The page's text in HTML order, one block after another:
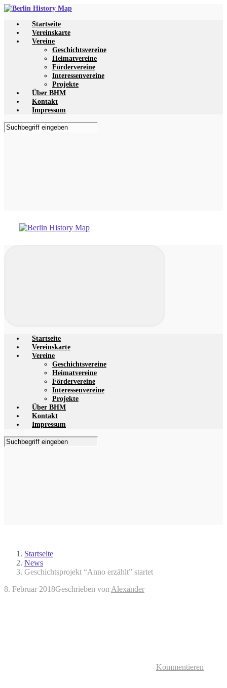
Zum
springenStartseite
Vereinskarte
Vereine
Geschichtsvereine
Heimatvereine
Fördervereine
Interessenvereine
Projekte
Über BHM
Kontakt
Impressum
Startseite
Vereinskarte
Vereine
Geschichtsvereine
Heimatvereine
Fördervereine
Interessenvereine
Projekte
Über BHM
Kontakt
Impressum
Startseite
News
Geschichtsprojekt “Anno erzählt” startet
8. Februar 2018Geschrieben von Alexander
Kommentieren